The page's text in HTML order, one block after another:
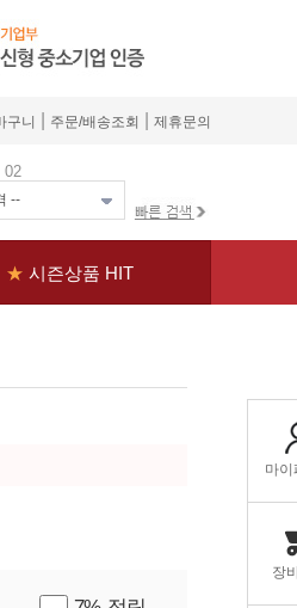
구니 주문/배송조회 제휴문의
02
★ 시즌상품 HIT